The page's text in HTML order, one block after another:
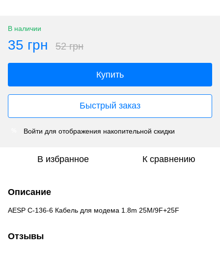
В наличии
35 грн 52 грн
Купить
Быстрый заказ
Войти для отображения накопительной скидки
В избранное К сравнению
Описание
AESP C-136-6 Кабель для модема 1.8m 25M/9F+25F
Отзывы